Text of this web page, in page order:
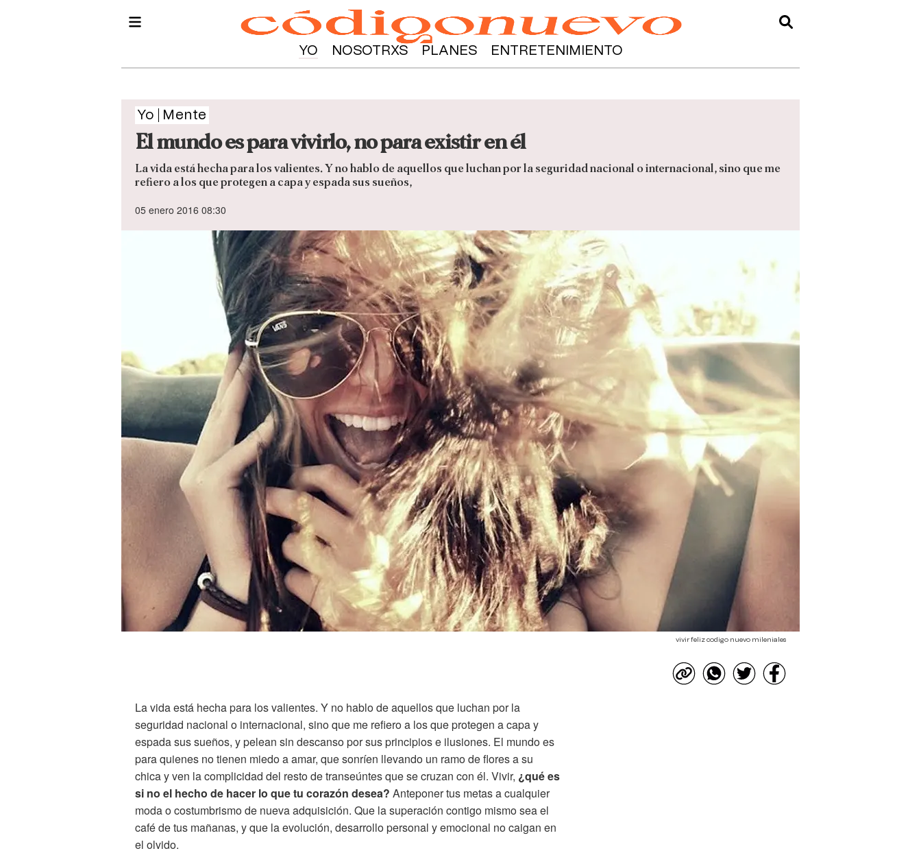
YO NOSOTRXS PLANES ENTRETENIMIENTO
Yo Mente
El mundo es para vivirlo, no para existir en él
La vida está hecha para los valientes. Y no hablo de aquellos que luchan por la seguridad nacional o internacional, sino que me
refiero a los que protegen a capa y espada sus sueños,
05 enero 2016 08:30
vivir feliz codigo nuevo mileniales
La vida está hecha para los valientes. Y no hablo de aquellos que luchan por la
seguridad nacional o internacional, sino que me refiero a los que protegen a capa y
espada sus sueños, y pelean sin descanso por sus principios e ilusiones. El mundo es
para quienes no tienen miedo a amar, que sonríen llevando un ramo de flores a su
chica y ven la complicidad del resto de transeúntes que se cruzan con él. Vivir, ¿qué es
si no el hecho de hacer lo que tu corazón desea? Anteponer tus metas a cualquier
moda o costumbrismo de nueva adquisición. Que la superación contigo mismo sea el
café de tus mañanas, y que la evolución, desarrollo personal y emocional no caigan en
el olvido.